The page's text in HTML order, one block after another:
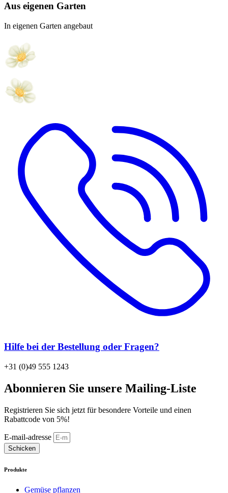
Aus eigenen Garten
In eigenen Garten angebaut
Hilfe bei der Bestellung oder Fragen?
+31 (0)49 555 1243
Abonnieren Sie unsere Mailing-Liste
Registrieren Sie sich jetzt für besondere Vorteile und einen
Rabattcode von 5%!
E-mail-adresse
Schicken
Produkte
Gemüse pflanzen